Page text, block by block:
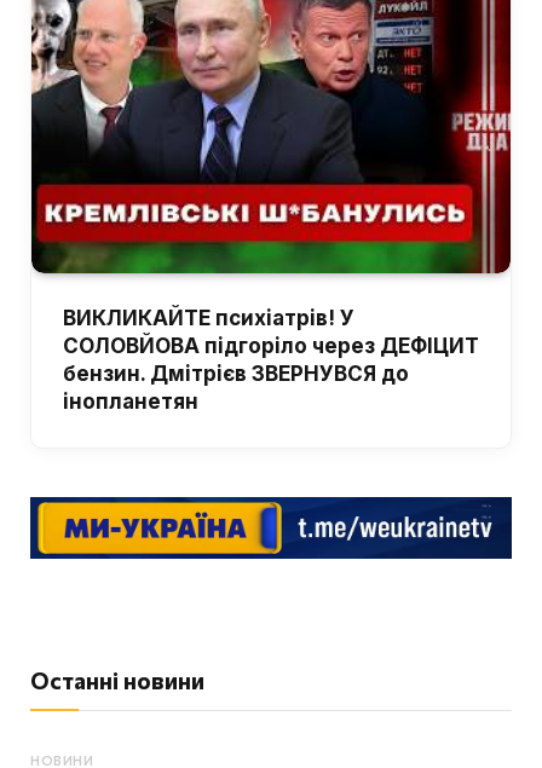
ВИКЛИКАЙТЕ психіатрів! У
СОЛОВЙОВА підгоріло через ДЕФІЦИТ
бензин. Дмітрієв ЗВЕРНУВСЯ до
інопланетян
Останні новини
НОВИНИ